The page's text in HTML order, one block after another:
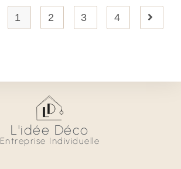
1 2 3 4
L'idée Déco
Entreprise Individuelle